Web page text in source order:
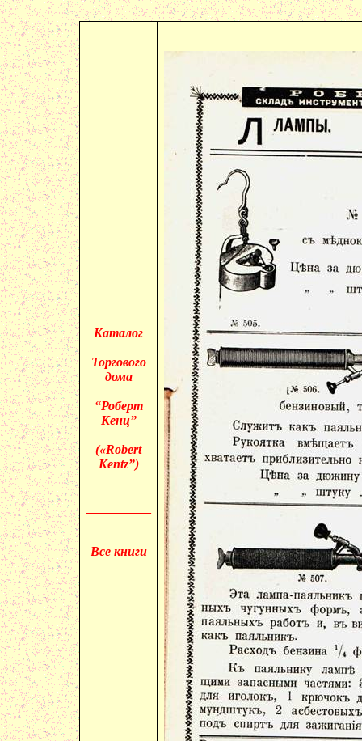
Каталог
Торгового
дома
“Роберт
Кенц”
(«Robert
Kentz”)
Все книги